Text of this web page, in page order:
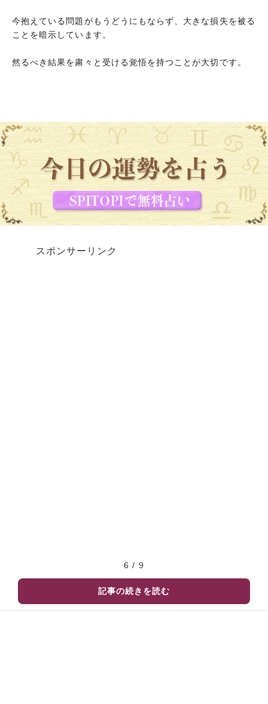
今抱えている問題がもうどうにもならず、大きな損失を被る
ことを暗示しています。
然るべき結果を粛々と受ける覚悟を持つことが大切です。
スポンサーリンク
6 / 9
記事の続きを読む